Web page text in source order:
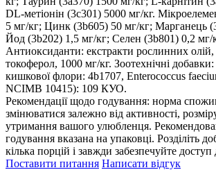
DL-метіонін (3c301) 5000 мг/кг.
5 мг/кг; Цинк (3b605) 50 мг/кг; Марганець
Йод (3b202) 1,5 мг/кг; Селен (3b801) 0,2 мг/
Антиоксиданти: екстракти рослинних олій,
токоферол, 1000 мг/кг. Зоотехнічні добавки:
кишкової флори: 4b1707, Enterococcus
NCIMB 10415): 109 КУО.
Рекомендації щодо годування: норма
змінюватися залежно від активності,
утримання вашого улюбленця.
годування вказана на упаковці. Розділіть
кілька порцій і завжди забезпечуйте доступ
Поставити питання Написати відгук